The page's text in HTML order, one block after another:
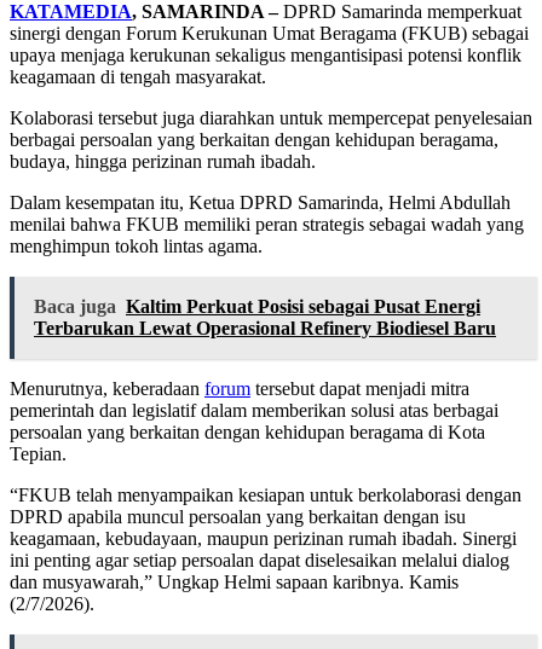
KATAMEDIA, SAMARINDA –DPRD Samarinda memperkuat
sinergi dengan Forum Kerukunan Umat Beragama (FKUB) sebagai
upaya menjaga kerukunan sekaligus mengantisipasi potensi konflik
keagamaan di tengah masyarakat.
Kolaborasi tersebut juga diarahkan untuk mempercepat penyelesaian
berbagai persoalan yang berkaitan dengan kehidupan beragama,
budaya, hingga perizinan rumah ibadah.
Dalam kesempatan itu, Ketua DPRD Samarinda, Helmi Abdullah
menilai bahwa FKUB memiliki peran strategis sebagai wadah yang
menghimpun tokoh lintas agama.
Baca juga Kaltim Perkuat Posisi sebagai Pusat Energi
Terbarukan Lewat Operasional Refinery Biodiesel Baru
Menurutnya, keberadaan forum tersebut dapat menjadi mitra
pemerintah dan legislatif dalam memberikan solusi atas berbagai
persoalan yang berkaitan dengan kehidupan beragama di Kota
Tepian.
“FKUB telah menyampaikan kesiapan untuk berkolaborasi dengan
DPRD apabila muncul persoalan yang berkaitan dengan isu
keagamaan, kebudayaan, maupun perizinan rumah ibadah. Sinergi
ini penting agar setiap persoalan dapat diselesaikan melalui dialog
dan musyawarah,” Ungkap Helmi sapaan karibnya. Kamis
(2/7/2026).